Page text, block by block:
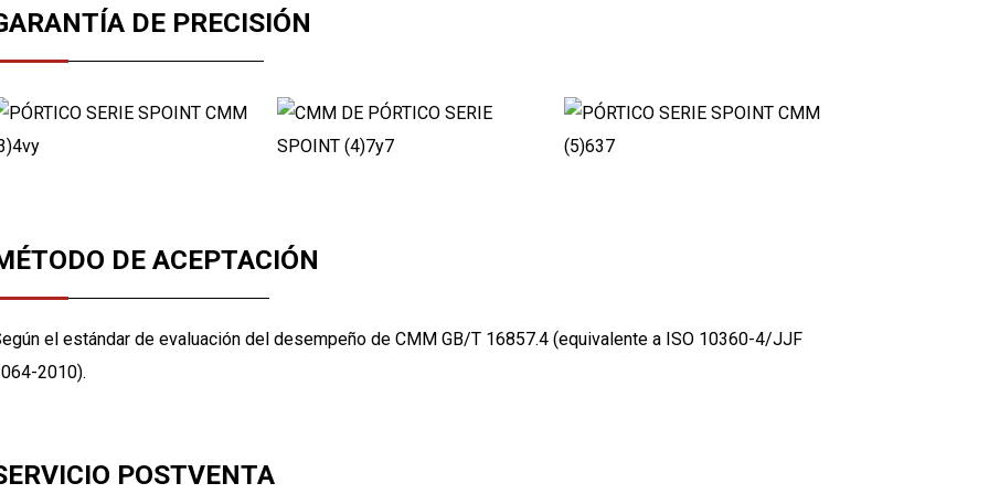
DE PRECISIÓN
DE ACEPTACIÓN
el estándar de evaluación del desempeño de CMM GB/T 16857.4 (equivalente a ISO 10360-4/JJF
2010).
POSTVENTA